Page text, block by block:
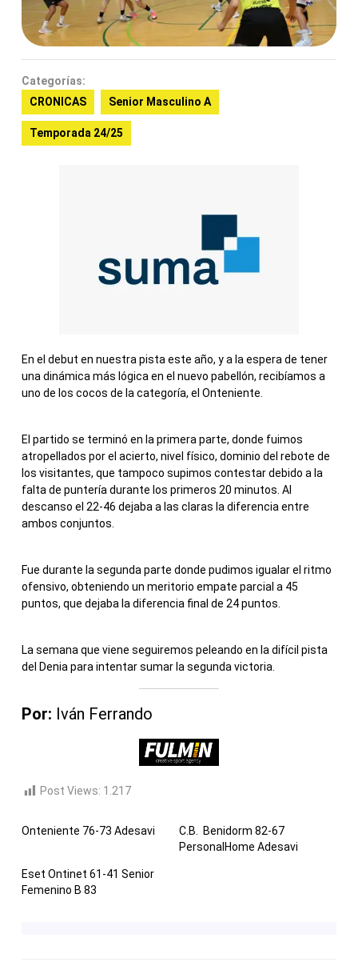
Categorías:
CRONICAS
Senior Masculino A
Temporada 24/25
En el debut en nuestra pista este año, y a la espera de tener
una dinámica más lógica en el nuevo pabellón, recibíamos a
uno de los cocos de la categoría, el Onteniente.
El partido se terminó en la primera parte, donde fuimos
atropellados por el acierto, nivel físico, dominio del rebote de
los visitantes, que tampoco supimos contestar debido a la
falta de puntería durante los primeros 20 minutos. Al
descanso el 22-46 dejaba a las claras la diferencia entre
ambos conjuntos.
Fue durante la segunda parte donde pudimos igualar el ritmo
ofensivo, obteniendo un meritorio empate parcial a 45
puntos, que dejaba la diferencia final de 24 puntos.
La semana que viene seguiremos peleando en la difícil pista
del Denia para intentar sumar la segunda victoria.
Por: Iván Ferrando
Post Views: 1.217
Onteniente 76-73 Adesavi
C.B. Benidorm 82-67
PersonalHome Adesavi
Eset Ontinet 61-41 Senior
Femenino B 83